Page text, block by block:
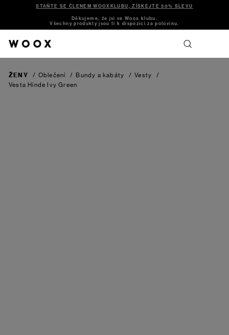
STAŇTE SE ČLENEM WOOXKLUBU, ZÍSKEJTE 50% SLEVU
Děkujeme, že jsi ve Woox klubu.
Všechny produkty jsou ti k dispozici za polovinu.
ŽENY / Oblečení / Bundy a kabáty / Vesty
/
Vesta Hinde
Ivy Green